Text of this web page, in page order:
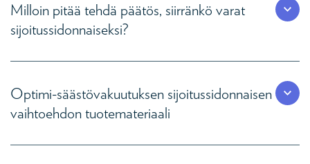
Milloin pitää tehdä päätös, siirränkö varat
sijoitussidonnaiseksi?
Optimi-säästövakuutuksen sijoitussidonnaisen
vaihtoehdon tuotemateriaali